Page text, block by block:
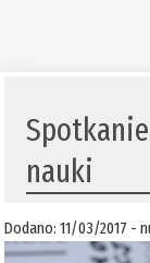
nauki
Dodano: 11/03/2017 -